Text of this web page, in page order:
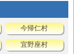
今帰仁村
宜野座村